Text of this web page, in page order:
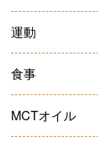
運動
食事
MCTオイル